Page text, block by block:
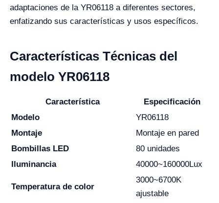
adaptaciones de la YR06118 a diferentes sectores,
enfatizando sus características y usos específicos.
Características Técnicas del
modelo YR06118
Característica
Especificación
Modelo
YR06118
Montaje
Montaje en pared
Bombillas LED
80 unidades
Iluminancia
40000~160000Lux
Temperatura de color
3000~6700K
ajustable